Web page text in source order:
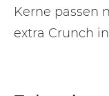
Kerne passen
extra Crunch